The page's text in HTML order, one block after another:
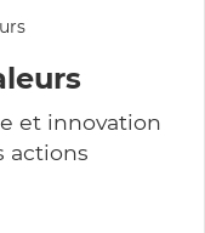
et innovation
actions